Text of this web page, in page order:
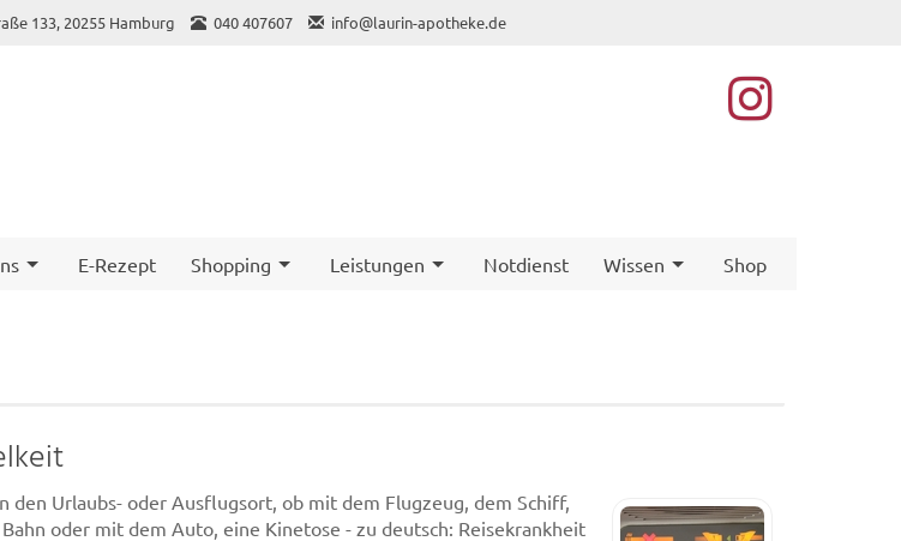
133, 20255 Hamburg 040 407607 info@laurin-apotheke.de
E-Rezept Shopping Leistungen Notdienst Wissen Shop
den Urlaubs- oder Ausflugsort, ob mit dem Flugzeug, dem Schiff,
oder mit dem Auto, eine Kinetose - zu deutsch: Reisekrankheit